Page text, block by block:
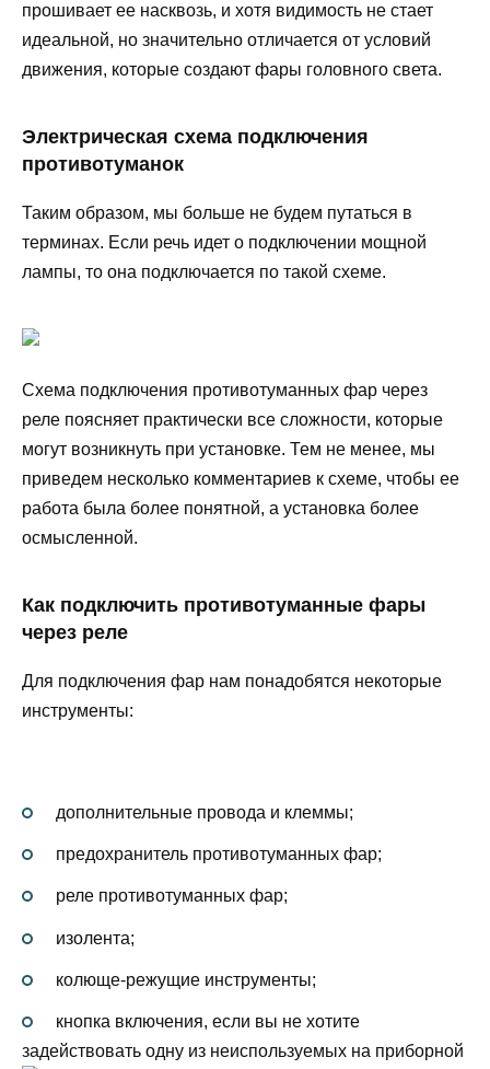
прошивает ее насквозь, и хотя видимость не стает
идеальной, но значительно отличается от условий
движения, которые создают фары головного света.
Электрическая схема подключения
противотуманок
Таким образом, мы больше не будем путаться в
терминах. Если речь идет о подключении мощной
лампы, то она подключается по такой схеме.
Схема подключения противотуманных фар через
реле поясняет практически все сложности, которые
могут возникнуть при установке. Тем не менее, мы
приведем несколько комментариев к схеме, чтобы ее
работа была более понятной, а установка более
осмысленной.
Как подключить противотуманные фары
через реле
Для подключения фар нам понадобятся некоторые
инструменты:
дополнительные провода и клеммы;
предохранитель противотуманных фар;
реле противотуманных фар;
изолента;
колюще-режущие инструменты;
кнопка включения, если вы не хотите
задействовать одну из неиспользуемых на приборной